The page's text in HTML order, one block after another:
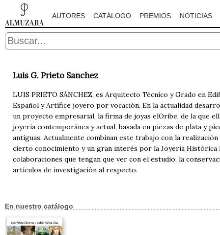
AUTORES CATÁLOGO PREMIOS NOTICIAS
Luis G. Prieto Sanchez
LUIS PRIETO SÁNCHEZ, es Arquitecto Técnico y Grado en
Español y Artífice joyero por vocación. En la actualidad
un proyecto empresarial, la firma de joyas elOribe, de la que
joyería contemporánea y actual, basada en piezas de plata y
antiguas. Actualmente combinan este trabajo con la
cierto conocimiento y un gran interés por la Joyería Histórica
colaboraciones que tengan que ver con el estudio, la
artículos de investigación al respecto.
En nuestro catálogo